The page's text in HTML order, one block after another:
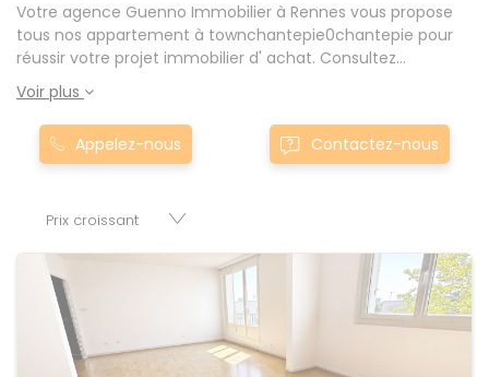
Votre agence Guenno Immobilier à Rennes vous propose
tous nos appartement à townchantepie0chantepie pour
réussir votre projet immobilier d' achat. Consultez
l'ensemble de nos offres à Rennes mais également aux
alentours : Le Rheu, Pacé, Montgermont... Nos appartement
T5 à townchantepie0chantepie sont proposés au meilleur
prix du marché pour permettre au plus grand nombre de
commerces, appartements, maisons, immeubles, terrains
Voir plus
Appelez-nous Contactez-nous